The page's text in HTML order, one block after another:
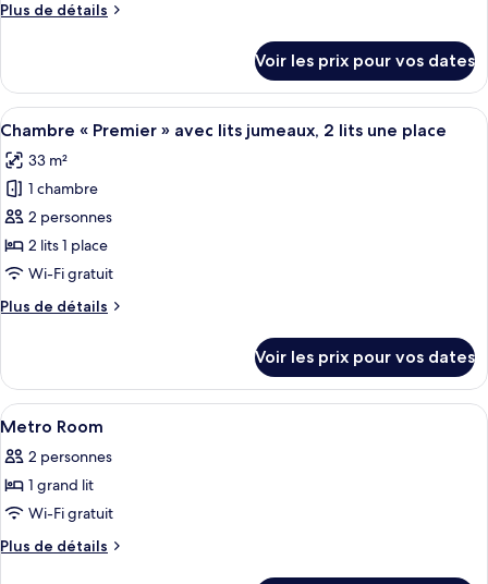
Chambre
lit
double
ou
2
lits
jumeaux
(Station)
Plus de détails
Plus
le
type
de
Chambre
Double,
lit
double
ou
lits
Voir les prix pour vos dates
Afficher
toutes
les
photos
pour
ce
type
chambre :
Premier
»
avec
lits
jumeaux,
2
lits
Une chambre d’hôtel avec deux lits,
4
Chambre « Premier » avec lits jumeaux, 2 lits une place
33 m²
1 chambre
2 personnes
2 lits 1 place
Wi-Fi gratuit
Plus de détails
Plus
le
type
de
Chambre
«
avec
lits
Voir les prix pour vos dates
Afficher
toutes
les
photos
pour
ce
Literie de qualité supérieure,
6
Metro Room
2 personnes
1 grand lit
Wi-Fi gratuit
Plus de détails
Plus